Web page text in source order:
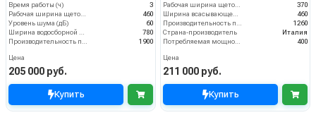
Время работы (ч)
3
460
Уровень шума (дБ)
60
780
1900
Цена
205 000 руб.
Купить
370
460
1260
Страна-производитель
Италия
400
Цена
211 000 руб.
Купить